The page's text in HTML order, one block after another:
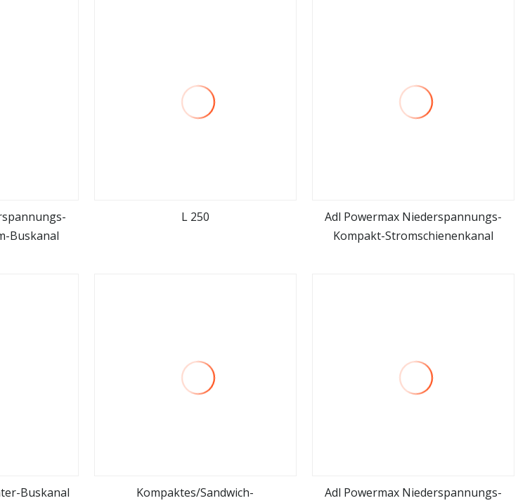
Buskanal
L 250
mehr sehen
Adl Powermax Niederspannungs-
Kompakt-Stromschienenkanal
Buskanal
Kompaktes/Sandwich-
Adl Powermax Niederspannungs-